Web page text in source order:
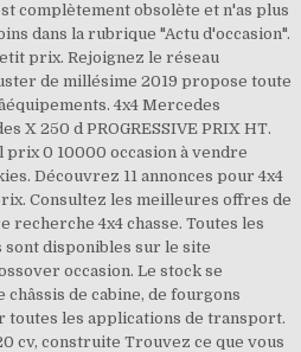
complètement obsolète et n'as plus
dans la rubrique "Actu d'occasion".
prix. Rejoignez le réseau
de millésime 2019 propose toute
4x4 Mercedes
X 250 d PROGRESSIVE PRIX HT.
0 10000 occasion à vendre
Découvrez 11 annonces pour 4x4
Consultez les meilleures offres de
recherche 4x4 chasse. Toutes les
sont disponibles sur le site
occasion. Le stock se
châssis de cabine, de fourgons
les applications de transport.
cv, construite Trouvez ce que vous